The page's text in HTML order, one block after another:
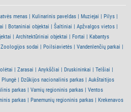
menas Kulinarinis paveldas Muziejai
Pilys
Botaniniai objektai Šaltiniai
Apžvalgos vietos
Architektūriniai objektai Fortai
Kabantys
Zoologijos sodai Poilsiavietės
Vandenlenčių parkai
Zarasai Anykščiai Druskininkai
Telšiai
Plungė Dzūkijos nacionalinis parkas
Aukštaitijos
parkas Varnių regioninis parkas
Ventos
parkas Panemunių regioninis parkas
Krekenavos